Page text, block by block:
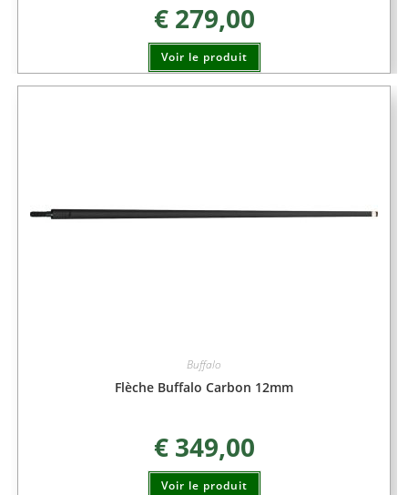
€279,00
Voir le produit
Buffalo
Flèche Buffalo Carbon 12mm
€349,00
Voir le produit